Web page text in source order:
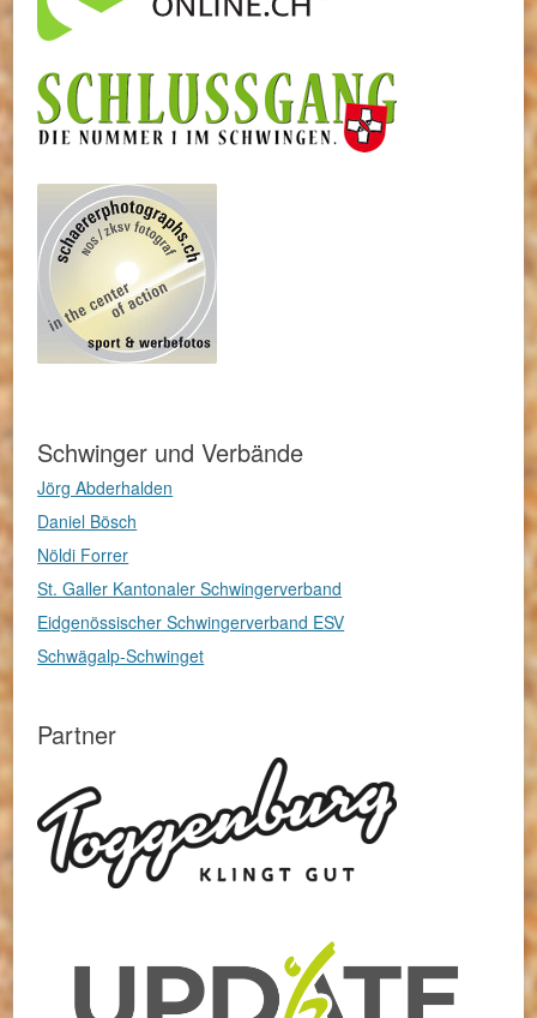
Schwinger und Verbände
Jörg Abderhalden
Daniel Bösch
Nöldi Forrer
St. Galler Kantonaler Schwingerverband
Eidgenössischer Schwingerverband ESV
Schwägalp-Schwinget
Partner